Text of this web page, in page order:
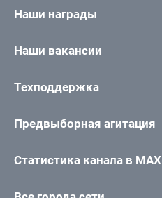
Наши награды
Наши вакансии
Техподдержка
Предвыборная агитация
Статистика канала в MAX